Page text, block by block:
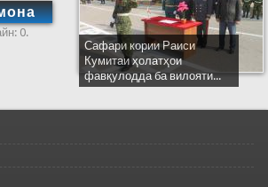
0.
Сафари кории Раиси
Кумитаи ҳолатҳои
фавқулодда ба вилояти...